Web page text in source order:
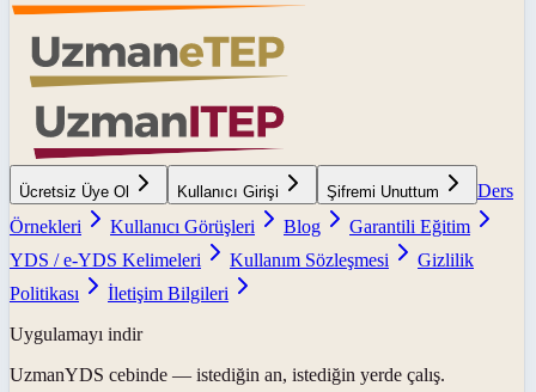
Ücretsiz Üye Ol Kullanıcı Girişi Şifremi Unuttum
Ders
Örnekleri
Kullanıcı Görüşleri Blog
Garantili Eğitim
YDS / e-YDS Kelimeleri
Kullanım Sözleşmesi
Gizlilik
Politikası
İletişim Bilgileri
Uygulamayı indir
UzmanYDS cebinde — istediğin an, istediğin yerde çalış.